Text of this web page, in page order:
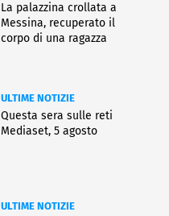
La palazzina crollata a
Messina, recuperato il
corpo di una ragazza
ULTIME NOTIZIE
Questa sera sulle reti
Mediaset, 5 agosto
ULTIME NOTIZIE